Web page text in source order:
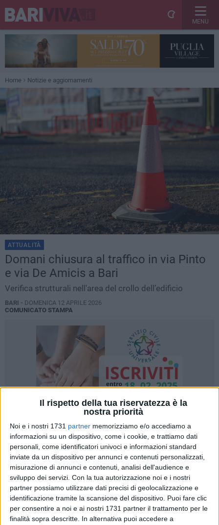
Il rispetto della tua riservatezza è la
nostra priorità
Noi e i nostri 1731 partner memorizziamo e/o accediamo a
informazioni su un dispositivo, come i cookie, e trattiamo dati
personali, come identificatori univoci e informazioni standard
inviate da un dispositivo per annunci e contenuti personalizzati,
misurazione di annunci e contenuti, analisi dell'audience e
sviluppo dei servizi. Con la tua autorizzazione noi e i nostri
partner possiamo utilizzare dati precisi di geolocalizzazione e
identificazione tramite la scansione del dispositivo. Puoi fare clic
per consentire a noi e ai nostri 1731 partner il trattamento per le
finalità sopra descritte. In alternativa puoi accedere a
MENU
Home Notizie e aggiornamenti
ATTUALITÀ
Domani chiusura al traffico in via Pinto
e via De Amicis a Bari
Verifica strutturali nell'area del crollo dell’edificio
BARI - DOMENICA 12 APRILE 2026
COMUNICATO STAMPA
La ripartizione Infrastrutture, viabilità e Opere Pubbliche
rende noto che, per consentire lo svolgimento di indagini